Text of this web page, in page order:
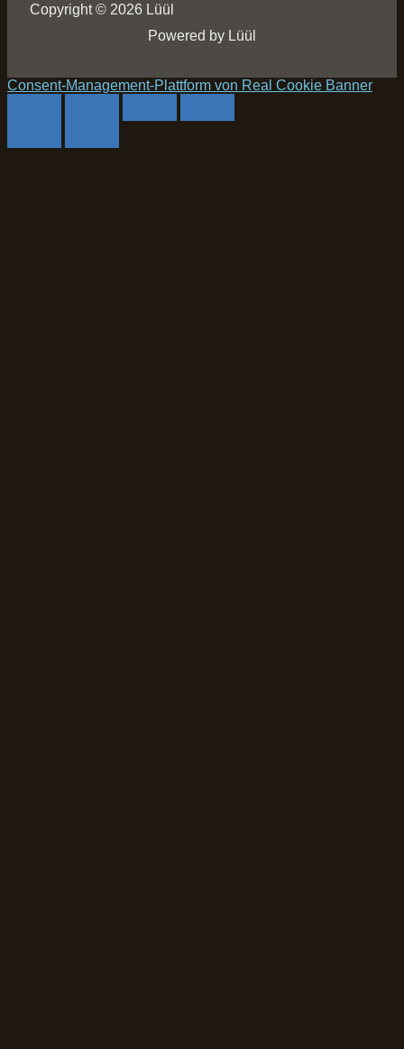
Copyright © 2026 Lüül
Powered by Lüül
Consent-Management-Plattform von Real Cookie Banner